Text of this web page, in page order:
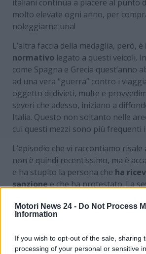
Motori News 24 - Do Not Process
Information
If you wish to opt-out of the sale, sharing
processing of your personal or sensitive
italiani continua a piacere al punto
molto elevate ogni anno, per
noleggiarne una!
L’altra faccia della medaglia, però, è
normativo legato a questi veicoli.
come Spagna e Grecia quest’anno
ad una vera “guerra” contro i
oggetto di divieti, multe e
severi che adesso, iniziano a
Italia. Questo non soltanto nelle
cui questi mezzi sono più frequenti
L’episodio che vi raccontiamo
non è quindi recentissimo, ma è
e ha stupito la persona che ha
sanzionee che ha protestato. La
persona che, per pura coincidenza,
riferimento della comunità di turisti
male!